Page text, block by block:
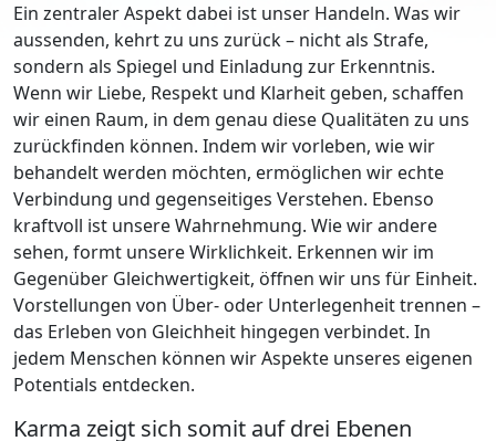
Ein zentraler Aspekt dabei ist unser Handeln. Was wir
aussenden, kehrt zu uns zurück – nicht als Strafe,
sondern als Spiegel und Einladung zur Erkenntnis.
Wenn wir Liebe, Respekt und Klarheit geben, schaffen
wir einen Raum, in dem genau diese Qualitäten zu uns
zurückfinden können. Indem wir vorleben, wie wir
behandelt werden möchten, ermöglichen wir echte
Verbindung und gegenseitiges Verstehen. Ebenso
kraftvoll ist unsere Wahrnehmung. Wie wir andere
sehen, formt unsere Wirklichkeit. Erkennen wir im
Gegenüber Gleichwertigkeit, öffnen wir uns für Einheit.
Vorstellungen von Über- oder Unterlegenheit trennen –
das Erleben von Gleichheit hingegen verbindet. In
jedem Menschen können wir Aspekte unseres eigenen
Potentials entdecken.
Karma zeigt sich somit auf drei Ebenen